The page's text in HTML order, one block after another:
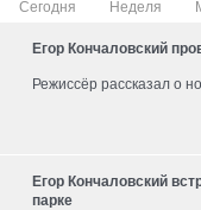
Сегодня Неделя
Егор Кончаловский
Режиссёр рассказал о
Егор Кончаловский
парке